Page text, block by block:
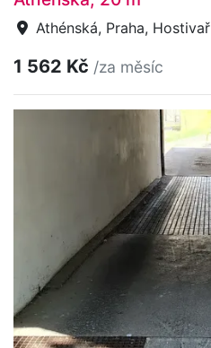
Athénská, Praha, Hostivař
1 562 Kč /za měsíc